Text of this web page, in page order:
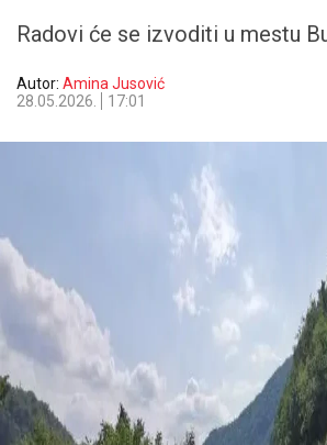
Radovi će se izvoditi u mestu
Autor: Amina Jusović
28.05.2026.
17:01